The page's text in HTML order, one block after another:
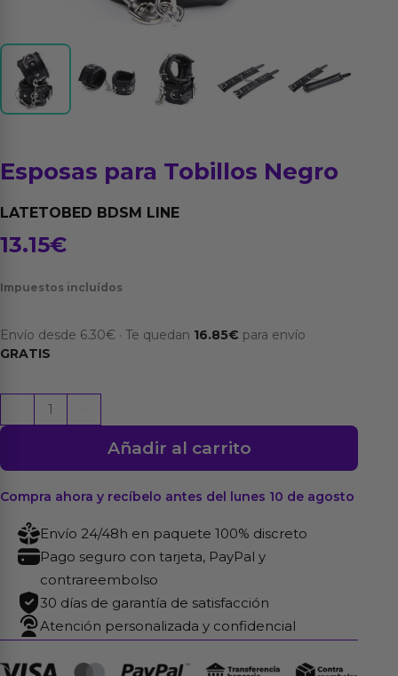
Esposas para Tobillos Negro
LATETOBED BDSM LINE
13.15€
Impuestos incluídos
Envío desde 6.30€ · Te quedan 16.85€ para envío
GRATIS
Esposas
para
Negro
cantidad
Añadir al carrito
Compra ahora y recíbelo antes del lunes 10 de agosto
Envío 24/48h en paquete 100% discreto
Pago seguro con tarjeta, PayPal y
contrareembolso
30 días de garantía de satisfacción
Atención personalizada y confidencial